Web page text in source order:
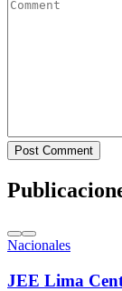
Post Comment
Nacionales
JEE Lima